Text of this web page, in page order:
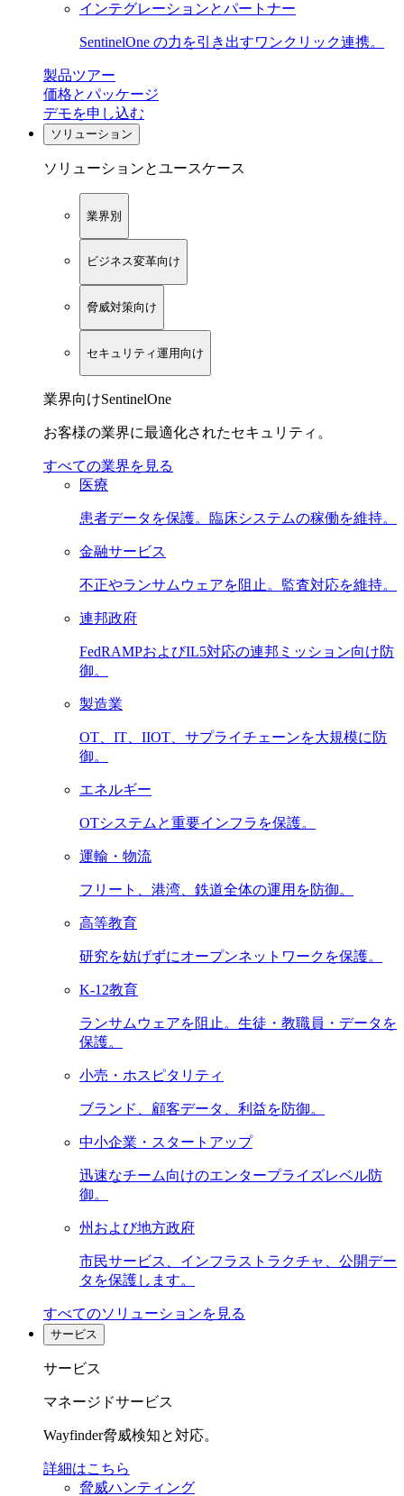
インテグレーションとパートナー
SentinelOne の力を引き出すワンクリック連携。
製品ツアー
価格とパッケージ
デモを申し込む
ソリューション
ソリューションとユースケース
業界別
ビジネス変革向け
脅威対策向け
セキュリティ運用向け
業界向けSentinelOne
お客様の業界に最適化されたセキュリティ。
すべての業界を見る
医療
患者データを保護。臨床システムの稼働を維持。
金融サービス
不正やランサムウェアを阻止。監査対応を維持。
連邦政府
FedRAMPおよびIL5対応の連邦ミッション向け防
御。
製造業
OT、IT、IIOT、サプライチェーンを大規模に防
御。
エネルギー
OTシステムと重要インフラを保護。
運輸・物流
フリート、港湾、鉄道全体の運用を防御。
高等教育
研究を妨げずにオープンネットワークを保護。
K-12教育
ランサムウェアを阻止。生徒・教職員・データを
保護。
小売・ホスピタリティ
ブランド、顧客データ、利益を防御。
中小企業・スタートアップ
迅速なチーム向けのエンタープライズレベル防
御。
州および地方政府
市民サービス、インフラストラクチャ、公開デー
タを保護します。
すべてのソリューションを見る
サービス
サービス
マネージドサービス
Wayfinder脅威検知と対応。
詳細はこちら
脅威ハンティング